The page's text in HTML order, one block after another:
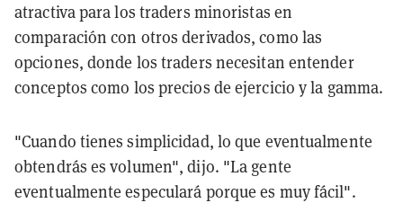
atractiva para los traders minoristas en
comparación con otros derivados, como las
opciones, donde los traders necesitan entender
conceptos como los precios de ejercicio y la gamma.
"Cuando tienes simplicidad, lo que eventualmente
obtendrás es volumen", dijo. "La gente
eventualmente especulará porque es muy fácil".